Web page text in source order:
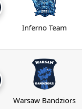
Inferno Team
Warsaw Bandziors